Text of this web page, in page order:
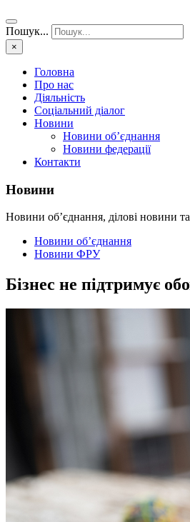
Пошук...
×
Головна
Про нас
Діяльність
Соціальний діалог
Новини
Новини об’єднання
Новини федерації
Контакти
Новини
Новини об’єднання, ділові новини та
Новини об’єднання
Новини ФРУ
Бізнес не підтримує